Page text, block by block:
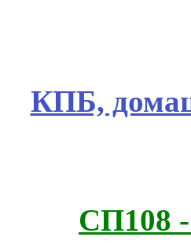
КПБ,
СП108